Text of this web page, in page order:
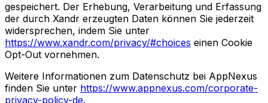
gespeichert. Der Erhebung, Verarbeitung und Erfassung
der durch Xandr erzeugten Daten können Sie jederzeit
widersprechen, indem Sie unter
https://www.xandr.com/privacy/#choices einen Cookie
Opt-Out vornehmen.
Weitere Informationen zum Datenschutz bei AppNexus
finden Sie unter https://www.appnexus.com/corporate-
privacy-policy-de.